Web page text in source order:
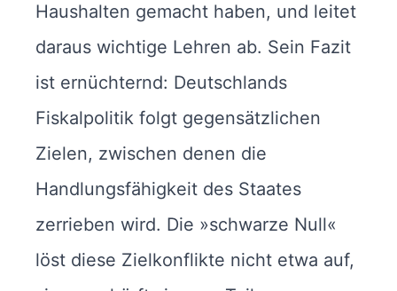
Haushalten gemacht haben, und leitet
daraus wichtige Lehren ab. Sein Fazit
ist ernüchternd: Deutschlands
Fiskalpolitik folgt gegensätzlichen
Zielen, zwischen denen die
Handlungsfähigkeit des Staates
zerrieben wird. Die »schwarze Null«
löst diese Zielkonflikte nicht etwa auf,